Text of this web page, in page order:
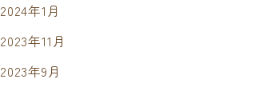
2024年1月
2023年11月
2023年9月